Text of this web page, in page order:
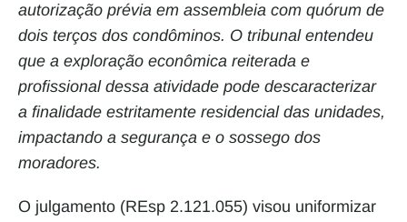
autorização prévia em assembleia com quórum de
dois terços dos condôminos. O tribunal entendeu
que a exploração econômica reiterada e
profissional dessa atividade pode descaracterizar
a finalidade estritamente residencial das unidades,
impactando a segurança e o sossego dos
moradores.
O julgamento (REsp 2.121.055) visou uniformizar